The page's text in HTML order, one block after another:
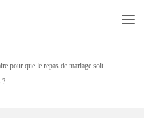
pour que le repas de mariage soit
?